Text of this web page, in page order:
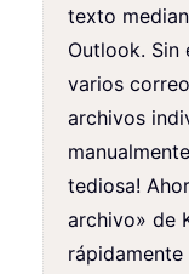
texto
Outlook.
varios
archivos
tediosa!
archivo» de